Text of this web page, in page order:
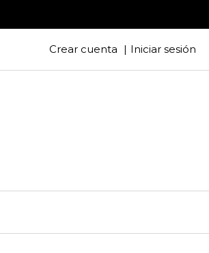
Crear cuenta Iniciar sesión